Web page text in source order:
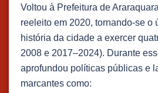
Voltou à Prefeitura de
reeleito em 2020, tornando-se o
história da cidade a exercer
2008 e 2017–2024). Durante
aprofundou políticas públicas e
marcantes como: